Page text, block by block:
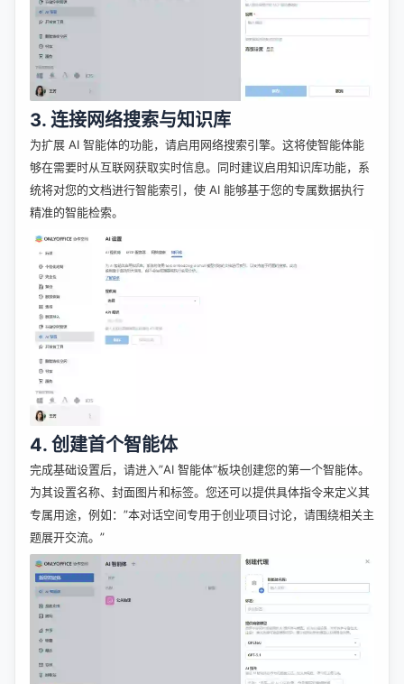
3. 连接网络搜索与知识库
为扩展 AI 智能体的功能，请启用网络搜索引擎。这将使智能体能
够在需要时从互联网获取实时信息。同时建议启用知识库功能，系
统将对您的文档进行智能索引，使 AI 能够基于您的专属数据执行
精准的智能检索。
4. 创建首个智能体
完成基础设置后，请进入”AI 智能体”板块创建您的第一个智能体。
为其设置名称、封面图片和标签。您还可以提供具体指令来定义其
专属用途，例如：”本对话空间专用于创业项目讨论，请围绕相关主
题展开交流。”